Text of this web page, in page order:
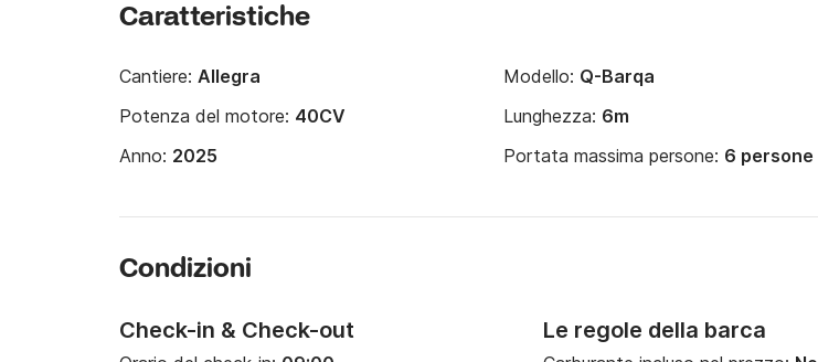
Caratteristiche
Cantiere: Allegra Modello: Q-Barqa
Potenza del motore: 40CV Lunghezza: 6m
Anno: 2025 Portata massima persone: 6 persone
Condizioni
Check-in & Check-out Le regole della barca